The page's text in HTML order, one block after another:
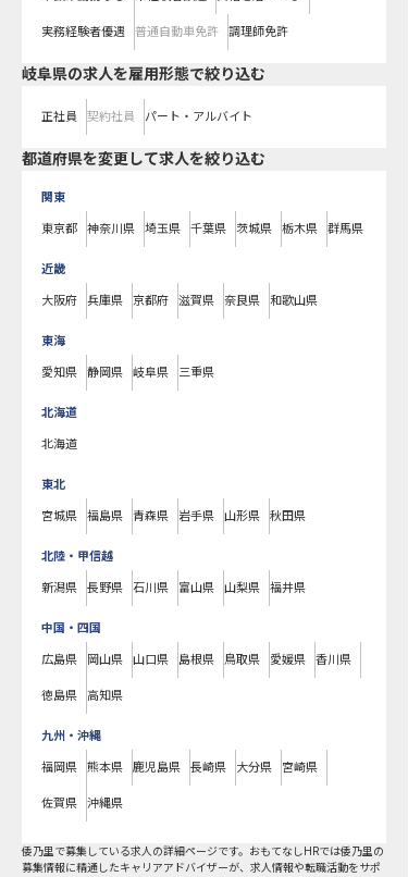
実務経験者優遇 普通自動車免許 調理師免許
岐阜県の求人を雇用形態で絞り込む
正社員 契約社員 パート・アルバイト
都道府県を変更して求人を絞り込む
関東
東京都 神奈川県 埼玉県 千葉県 茨城県 栃木県 群馬県
近畿
大阪府 兵庫県 京都府 滋賀県 奈良県 和歌山県
東海
愛知県 静岡県 岐阜県 三重県
北海道
北海道
東北
宮城県 福島県 青森県 岩手県 山形県 秋田県
北陸・甲信越
新潟県 長野県 石川県 富山県 山梨県 福井県
中国・四国
広島県 岡山県 山口県 島根県 鳥取県 愛媛県 香川県
徳島県 高知県
九州・沖縄
福岡県 熊本県 鹿児島県 長崎県 大分県 宮崎県
佐賀県 沖縄県
倭乃里で募集している求人の詳細ページです。おもてなしHRでは倭乃里の
募集情報に精通したキャリアアドバイザーが、求人情報や転職活動をサポ